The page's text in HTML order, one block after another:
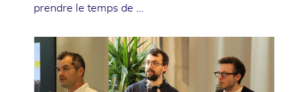
prendre le temps de …